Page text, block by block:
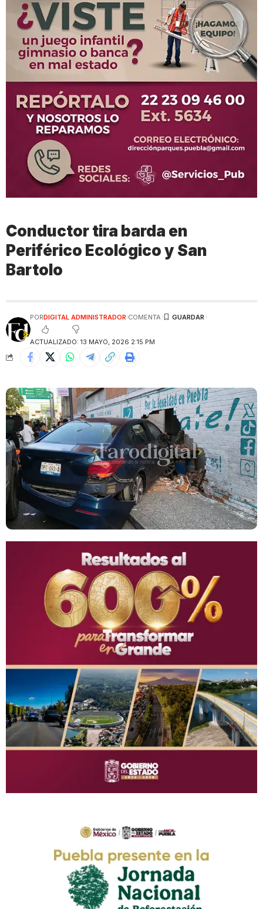
Conductor tira barda en
Periférico Ecológico y San
Bartolo
ACTUALIZADO: 13 MAYO, 2026 2:15 PM
PORDIGITAL ADMINISTRADOR COMENTA